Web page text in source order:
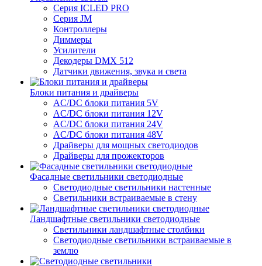
Серия ICLED PRO
Серия JM
Контроллеры
Диммеры
Усилители
Декодеры DMX 512
Датчики движения, звука и света
Блоки питания и драйверы
AC/DC блоки питания 5V
AC/DC блоки питания 12V
AC/DC блоки питания 24V
AC/DC блоки питания 48V
Драйверы для мощных светодиодов
Драйверы для прожекторов
Фасадные светильники светодиодные
Светодиодные светильники настенные
Светильники встраиваемые в стену
Ландшафтные светильники светодиодные
Светильники ландшафтные столбики
Светодиодные светильники встраиваемые в
землю